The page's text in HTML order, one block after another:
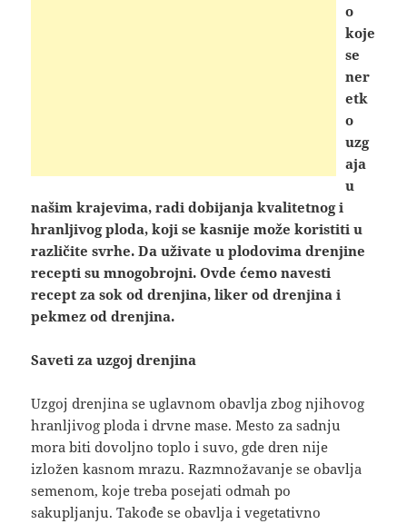
o
koje
se
ner
etk
o
uzg
aja
u
našim krajevima, radi dobijanja kvalitetnog i
hranljivog ploda, koji se kasnije može koristiti u
različite svrhe. Da uživate u plodovima drenjine
recepti su mnogobrojni. Ovde ćemo navesti
recept za sok od drenjina, liker od drenjina i
pekmez od drenjina.
Saveti za uzgoj drenjina
Uzgoj drenjina se uglavnom obavlja zbog njihovog
hranljivog ploda i drvne mase. Mesto za sadnju
mora biti dovoljno toplo i suvo, gde dren nije
izložen kasnom mrazu. Razmnožavanje se obavlja
semenom, koje treba posejati odmah po
sakupljanju. Takođe se obavlja i vegetativno